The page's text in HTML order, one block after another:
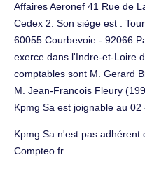
Affaires Aeronef 41 Rue de
Cedex 2. Son siège est :
60055 Courbevoie - 92066
exerce dans l'Indre-et-Loire
comptables sont M. Gerard
M. Jean-Francois Fleury
Kpmg Sa est joignable au 02
Kpmg Sa n'est pas
Compteo.fr.